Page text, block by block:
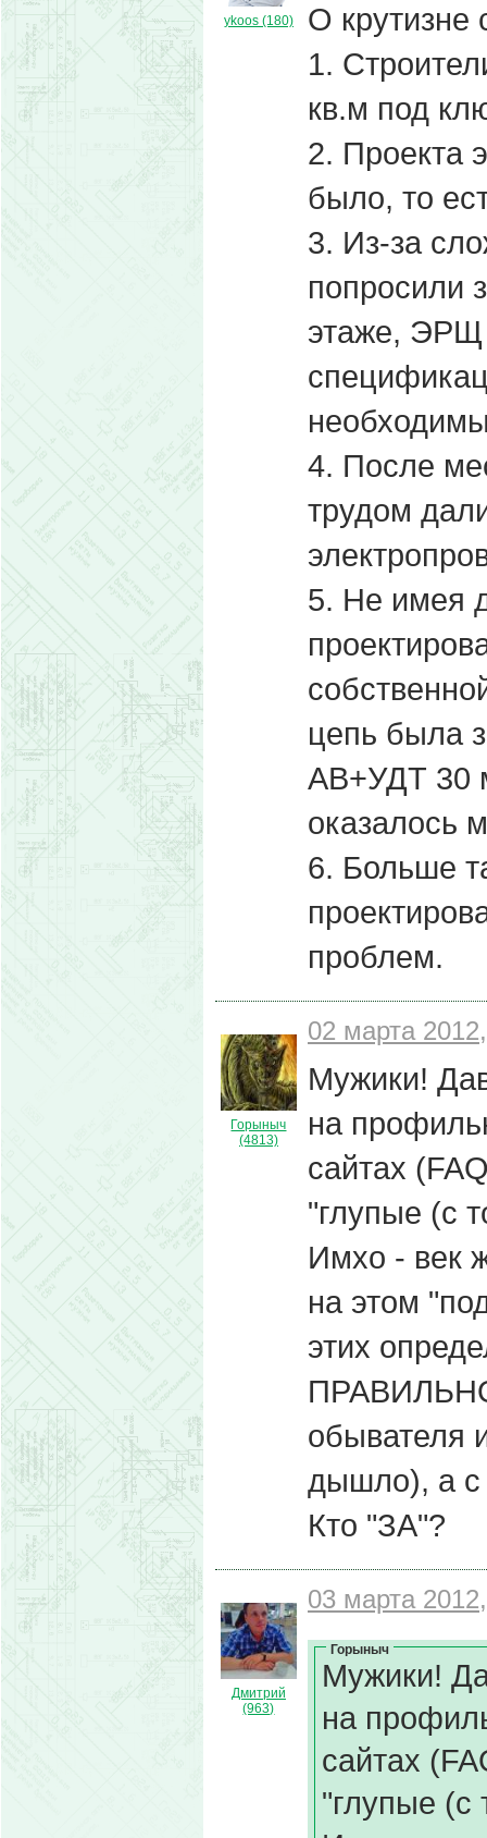
ykoos (180)
О
1.
кв.м под
2. Проекта
было, то
3. Из-за
попросили
этаже, ЭРЩ
4. После
трудом
5. Не имея
цепь была
АВ+УДТ 30
оказалось
6. Больше
проблем.
Горыныч
(4813)
02 марта
Мужики!
на
сайтах
"глупые (с
Имхо - век
на этом
этих
ПРАВИЛЬНО
обывателя
дышло), а
Кто "ЗА"?
Дмитрий
(963)
03 марта
Горыныч
Мужики!
на
сайтах
"глупые (с